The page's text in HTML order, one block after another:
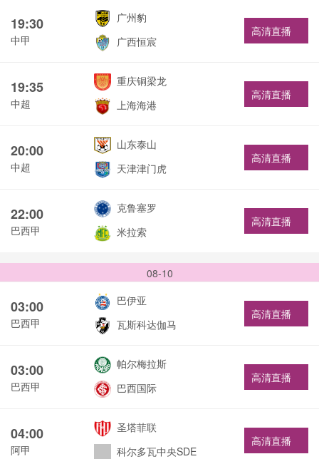
19:30
中甲
广州豹
广西恒宸
高清直播
19:35
中超
重庆铜梁龙
上海海港
高清直播
20:00
中超
山东泰山
天津津门虎
高清直播
22:00
巴西甲
克鲁塞罗
米拉索
高清直播
08-10
03:00
巴西甲
巴伊亚
瓦斯科达伽马
高清直播
03:00
巴西甲
帕尔梅拉斯
巴西国际
高清直播
04:00
阿甲
圣塔菲联
科尔多瓦中央SDE
高清直播